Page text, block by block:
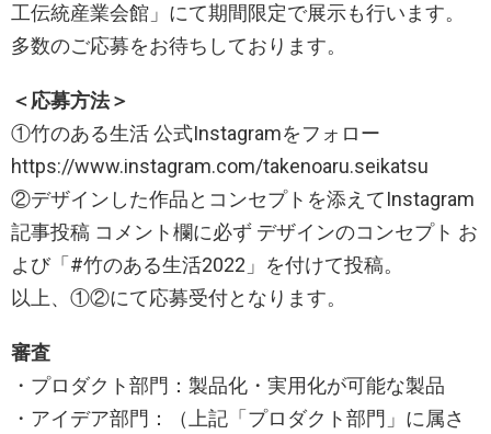
工伝統産業会館」にて期間限定で展示も行います。
多数のご応募をお待ちしております。
＜応募方法＞
①竹のある生活 公式Instagramをフォロー
https://www.instagram.com/takenoaru.seikatsu
②デザインした作品とコンセプトを添えてInstagram
記事投稿 コメント欄に必ず デザインのコンセプト お
よび「#竹のある生活2022」を付けて投稿。
以上、①②にて応募受付となります。
審査
・プロダクト部門：製品化・実用化が可能な製品
・アイデア部門：（上記「プロダクト部門」に属さ